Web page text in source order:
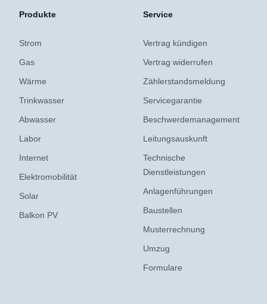
Produkte
Strom
Gas
Wärme
Trinkwasser
Abwasser
Labor
Internet
Elektromobilität
Solar
Balkon PV
Service
Vertrag kündigen
Vertrag widerrufen
Zählerstandsmeldung
Servicegarantie
Beschwerdemanagement
Leitungsauskunft
Technische
Dienstleistungen
Anlagenführungen
Baustellen
Musterrechnung
Umzug
Formulare